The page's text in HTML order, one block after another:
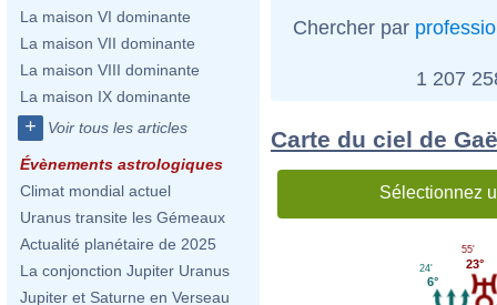
La maison VI dominante
La maison VII dominante
La maison VIII dominante
La maison IX dominante
+ Voir tous les articles
Évènements astrologiques
Climat mondial actuel
Uranus transite les Gémeaux
Actualité planétaire de 2025
La conjonction Jupiter Uranus
Jupiter et Saturne en Verseau
Chercher par
1 207
Carte du ciel de
Sélectionnez
23°
55'
6°
24'